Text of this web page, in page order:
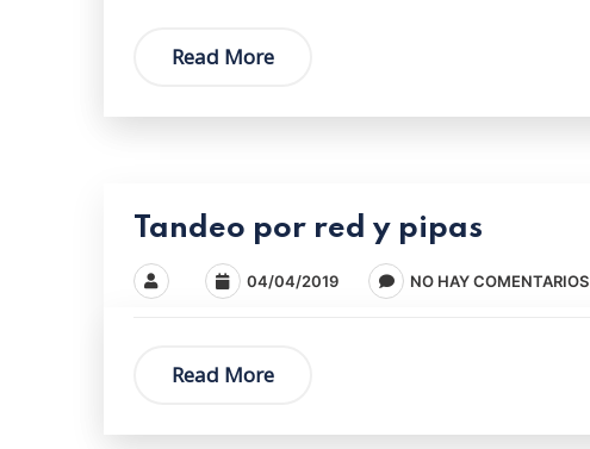
Read More
Tandeo por red y pipas
04/04/2019 NO HAY COMENTARIOS
Read More